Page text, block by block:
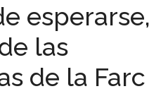
esperarse,
las
de la Farc